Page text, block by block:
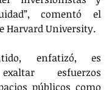
comentó el
Harvard University.
enfatizó, es
esfuerzos
públicos como